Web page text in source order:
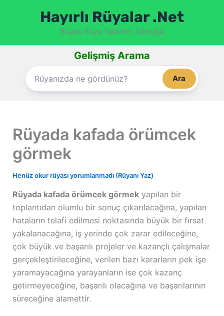
Hayırlı Rüyalar .Net
Büyük Rüya Tabirleri Sözlüğü
Gelişmiş Arama
Ara
Rüyada kafada örümcek
görmek
Henüz okur rüyası yorumlanmadı (Rüyanı Yaz)
Rüyada kafada örümcek görmekyapılan bir
toplantıdan olumlu bir sonuç çıkarılacağına, yapılan
hataların telafi edilmesi noktasında büyük bir fırsat
yakalanacağına, iş yerinde çok zarar edileceğine,
çok büyük ve başarılı projeler ve kazançlı çalışmalar
gerçekleştirileceğine, verilen bazı kararların pek işe
yaramayacağına yarayanların ise çok kazanç
getirmeyeceğine, başarılı olacağına ve başarılarının
süreceğine alamettir.